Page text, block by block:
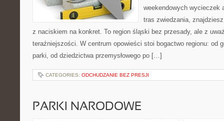
weekendowych wycieczek
tras zwiedzania,
z naciskiem na konkret. To region śląski bez przesady, ale z
teraźniejszości. W centrum opowieści stoi bogactwo regionu: od
parki, od dziedzictwa przemysłowego po […]
CATEGORIES: ODCHUDZANIE BEZ PRESJI
PARKI NARODOWE